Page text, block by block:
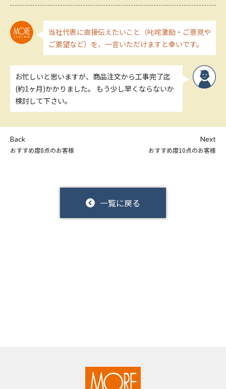
当社代表に直接伝えたいこと（叱咤激励・ご意見や
ご要望など）を、一言いただけますと幸いです。
お忙しいと思いますが、商品注文から工事完了迄
(約1ヶ月)かかりました。 もう少し早くならないか
検討して下さい。
Back
おすすめ度8点のお客様
一覧に戻る
Next
おすすめ度10点のお客様